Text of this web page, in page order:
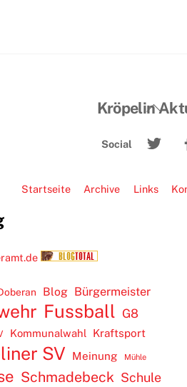
Back
Top
Kröpelin
Social
Startseite Archive Links
Blog Bürgermeister
Fussball G8
Kommunalwahl Kraftsport
SV Meinung Mühle
Schmadebeck Schule